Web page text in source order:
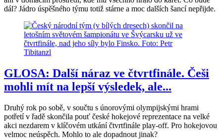
dál? Jádro úspěšného týmu totiž stárne a moc dalších šancí nepřijde.
GLOSA: Další náraz ve čtvrtfinále. Češi
mohli mít na lepší výsledek, ale...
Druhý rok po sobě, v součtu s únorovými olympijskými hrami
potřetí v řadě skončila pouť české hokejové reprezentace na velké
akci nezdarem v klíčovém utkání čtvrtfinále play-off. Pro hokejovou
velmoc neúspěch. Mohlo to ale dopadnout jinak?